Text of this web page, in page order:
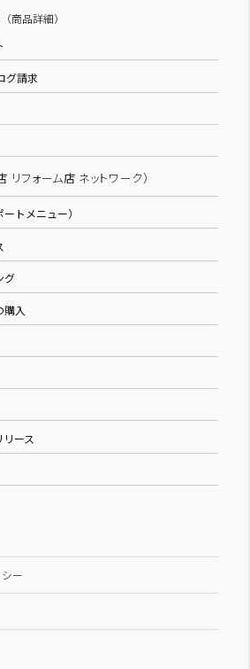
商品詳細）
グ請求
リフォーム店 ネットワーク）
トメニュー）
グ
購入
ース
ー